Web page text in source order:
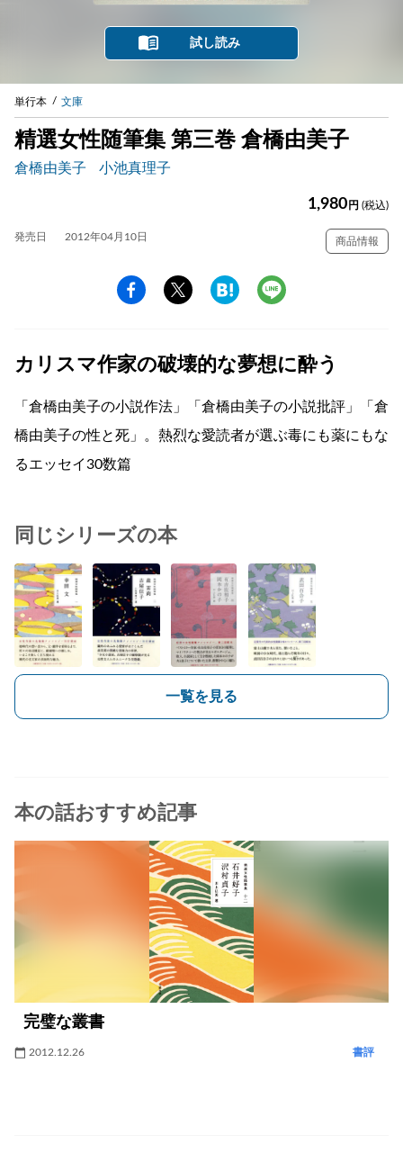
試し読み
単行本 文庫
精選女性随筆集 第三巻 倉橋由美子
倉橋由美子 小池真理子
1,980 円 (税込)
発売日 2012年04月10日 商品情報
カリスマ作家の破壊的な夢想に酔う
「倉橋由美子の小説作法」「倉橋由美子の小説批評」「倉
橋由美子の性と死」。熱烈な愛読者が選ぶ毒にも薬にもな
るエッセイ30数篇
同じシリーズの本
一覧を見る
本の話おすすめ記事
完璧な叢書
2012.12.26 書評